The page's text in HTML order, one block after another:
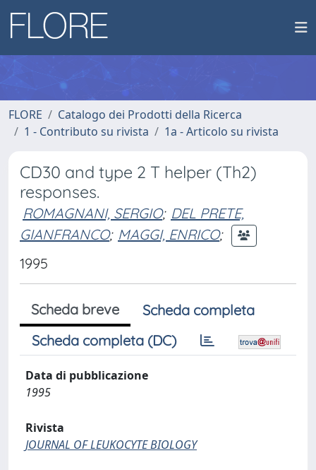
FLORE
Catalogo dei Prodotti della Ricerca
1 - Contributo su rivista
1a - Articolo su rivista
CD30 and type 2 T helper (Th2)
responses.
ROMAGNANI, SERGIO; DEL PRETE,
GIANFRANCO; MAGGI, ENRICO;
1995
Scheda breve
Scheda completa
Scheda completa (DC)
Data di pubblicazione
1995
Rivista
JOURNAL OF LEUKOCYTE BIOLOGY